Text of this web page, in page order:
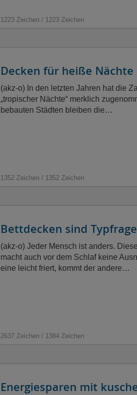
1223 Zeichen / 1223 Zeichen
Decken für heiße Nächte
(akz-o) In den letzten Jahren hat die
„tropischer Nächte“ merklich
bebauten Städten bleiben die…
1352 Zeichen / 1352 Zeichen
Bettdecken sind Typfrage
(akz-o) Jeder Mensch ist anders.
macht auch vor dem Schlaf keine
eine leicht friert, kommt der andere…
2637 Zeichen / 1384 Zeichen
Energiesparen mit